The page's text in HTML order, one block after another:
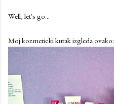
Well, let's go...
Moj kozmeticki kutak izgleda ovako: